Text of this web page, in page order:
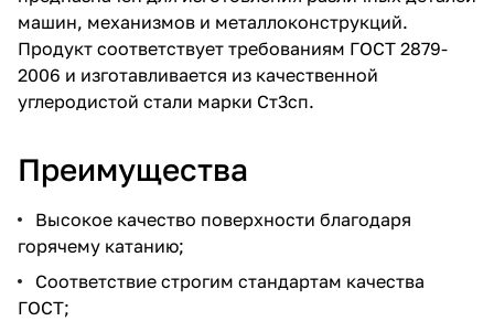
машин, механизмов и металлоконструкций.
Продукт соответствует требованиям ГОСТ 2879-
2006 и изготавливается из качественной
углеродистой стали марки Ст3сп.
Преимущества
Высокое качество поверхности благодаря
горячему катанию;
Соответствие строгим стандартам качества
ГОСТ;